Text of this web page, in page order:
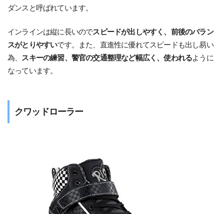
ダンスと呼ばれています。
インラインは縦に長いのでスピードが出しやすく、前後のバラン
スがとりやすいです。また、直進性に優れてスピードも出し易い
為、 スキーの練習、警官の交通整理など幅広く、使われるように
なっています。
クワッドローラー